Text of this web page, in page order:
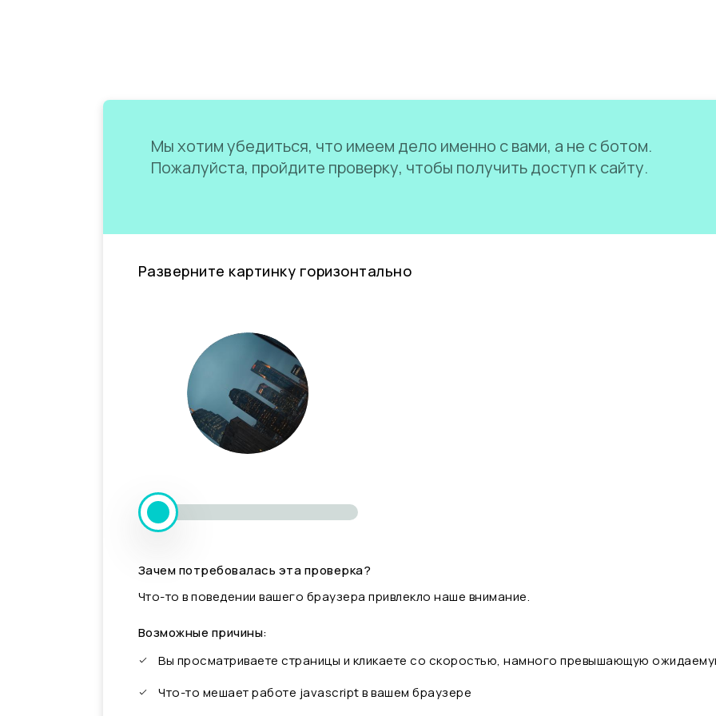
Мы хотим убедиться, что имеем дело именно с вами, а не с ботом.
Пожалуйста, пройдите проверку, чтобы получить доступ к сайту.
Разверните картинку горизонтально
Зачем потребовалась эта проверка?
Что-то в поведении вашего браузера привлекло наше внимание.
Возможные причины:
Вы просматриваете страницы и кликаете со скоростью, намного превышающую
Что-то мешает работе javascript в вашем браузере